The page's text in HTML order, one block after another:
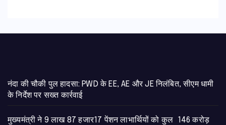
नंदा की चौकी पुल हादसा: PWD के EE, AE और JE निलंबित, सीएम धामी
के निर्देश पर सख्त कार्रवाई
मुख्यमंत्री ने 9 लाख 87 हजार17 पेंशन लाभार्थियों को कुल 146 करोड़